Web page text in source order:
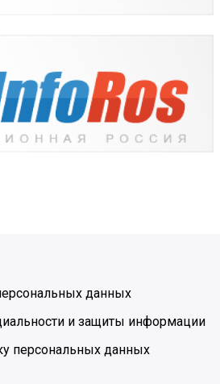
данных
и защиты информации
персональных данных